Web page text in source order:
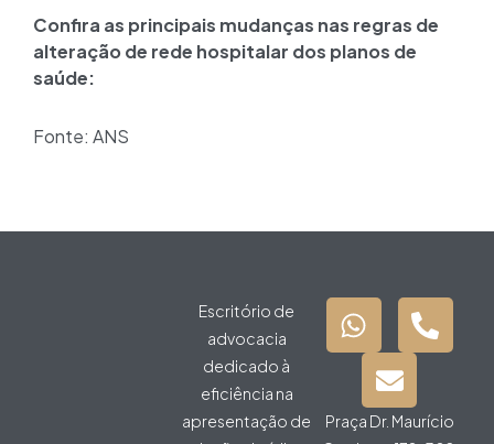
Confira as principais mudanças nas regras de
alteração de rede hospitalar dos planos de
saúde:
Fonte: ANS
Escritório de
advocacia
dedicado à
eficiência na
apresentação de
Praça Dr. Maurício